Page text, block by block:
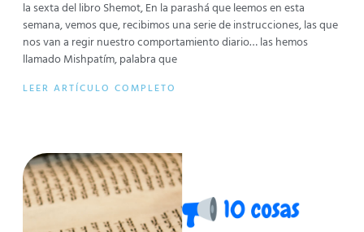
la sexta del libro Shemot, En la parashá que leemos en esta
semana, vemos que, recibimos una serie de instrucciones, las que
nos van a regir nuestro comportamiento diario… las hemos
llamado Mishpatím, palabra que
LEER ARTÍCULO COMPLETO